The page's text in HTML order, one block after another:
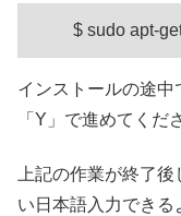
$ sudo apt-
インストールの途中
「Y」で進めてくだ
上記の作業が終了
い日本語入力できる